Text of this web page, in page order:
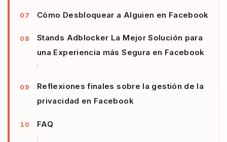
Cómo Desbloquear a Alguien en Facebook
Stands Adblocker La Mejor Solución para
una Experiencia más Segura en Facebook
Reflexiones finales sobre la gestión de la
privacidad en Facebook
FAQ